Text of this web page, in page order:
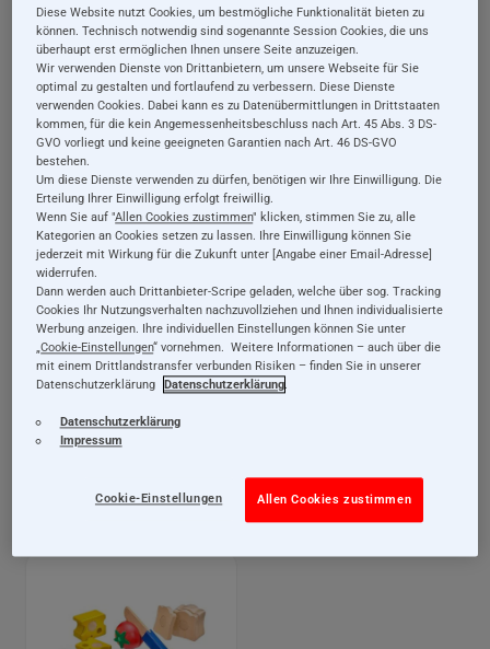
Dein Kind von Geburt an bis ins Kindergartenalter. Sie
begeistern mit kindgerechtem Design, hohem
Spielspaß und jeder Menge Möglichkeiten, spielend zu
lernen. Stöbere in unserem Angebot und sichere Dir
Selecta Holzspielzeug und nützliches Zubehör zum
Spielen, Schauen und Spaß haben!
Baby: 0 bis 12 Monate
Kleinkind: 18 bis 24 Monate (1-2 Jahre)
Kleinkind: 24 bis 36 Monate (2-3 Jahre)
Kleinkind: Ab 3 Jahre
Filter
Diese Website nutzt Cookies, um bestmögliche Funktionalität bieten zu
können. Technisch notwendig sind sogenannte Session Cookies, die uns
überhaupt erst ermöglichen Ihnen unsere Seite anzuzeigen.
Wir verwenden Dienste von Drittanbietern, um unsere Webseite für Sie
optimal zu gestalten und fortlaufend zu verbessern. Diese Dienste
verwenden Cookies. Dabei kann es zu Datenübermittlungen in Drittstaaten
kommen, für die kein Angemessenheitsbeschluss nach Art. 45 Abs. 3 DS-
GVO vorliegt und keine geeigneten Garantien nach Art. 46 DS-GVO
bestehen.
Um diese Dienste verwenden zu dürfen, benötigen wir Ihre Einwilligung. Die
Erteilung Ihrer Einwilligung erfolgt freiwillig.
Wenn Sie auf "Allen Cookies zustimmen" klicken, stimmen Sie zu, alle
Kategorien an Cookies setzen zu lassen. Ihre Einwilligung können Sie
jederzeit mit Wirkung für die Zukunft unter [Angabe einer Email-Adresse]
widerrufen.
Dann werden auch Drittanbieter-Scripe geladen, welche über sog. Tracking
Cookies Ihr Nutzungsverhalten nachzuvollziehen und Ihnen individualisierte
Werbung anzeigen. Ihre individuellen Einstellungen können Sie unter
„Cookie-Einstellungen“ vornehmen. Weitere Informationen – auch über die
mit einem Drittlandstransfer verbunden Risiken – finden Sie in unserer
Datenschutzerklärung Datenschutzerklärung.
Datenschutzerklärung
Impressum
Allen Cookies zustimmen
Cookie-Einstellungen